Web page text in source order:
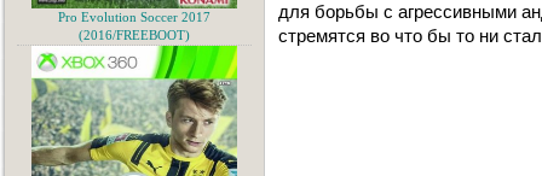
для борьбы с агрессивными
стремятся во что бы то ни
Pro Evolution Soccer 2017
(2016/FREEBOOT)